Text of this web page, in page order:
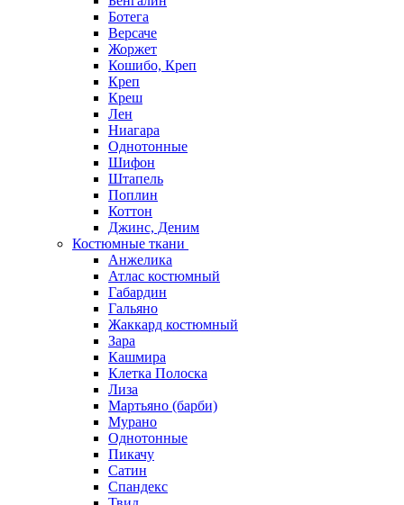
Ботега
Версаче
Жоржет
Кошибо, Креп
Креп
Креш
Лен
Ниагара
Однотонные
Шифон
Штапель
Поплин
Коттон
Джинс, Деним
Костюмные ткани
Анжелика
Атлас костюмный
Габардин
Гальяно
Жаккард костюмный
Зара
Кашмира
Клетка Полоска
Лиза
Мартьяно (барби)
Мурано
Однотонные
Пикачу
Сатин
Спандекс